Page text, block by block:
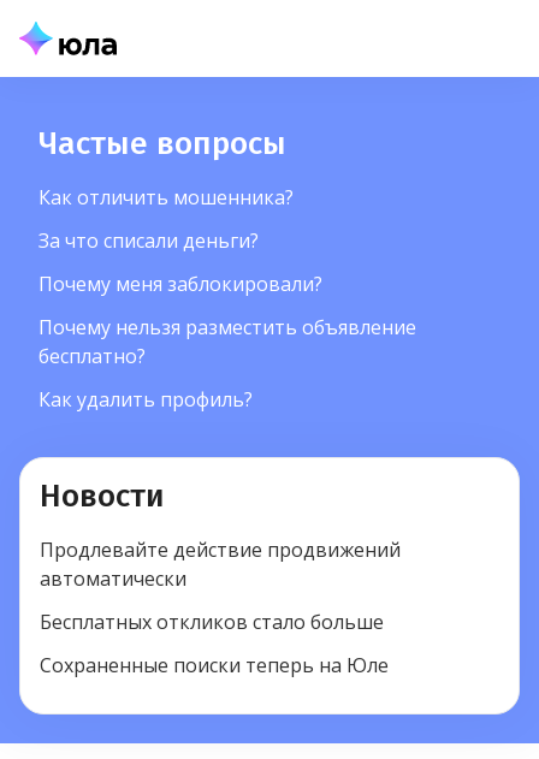
Частые вопросы
Как отличить мошенника?
За что списали деньги?
Почему меня заблокировали?
Почему нельзя разместить объявление
бесплатно?
Как удалить профиль?
Новости
Продлевайте действие продвижений
автоматически
Бесплатных откликов стало больше
Сохраненные поиски теперь на Юле